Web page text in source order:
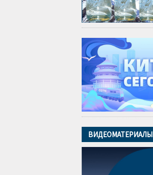
ВИДЕОМАТЕРИАЛЫ